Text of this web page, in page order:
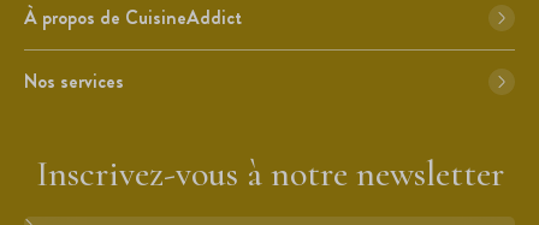
À propos de CuisineAddict
Nos services
Inscrivez-vous à notre newsletter